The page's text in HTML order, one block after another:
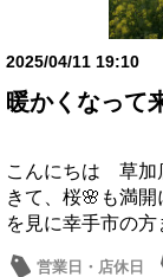
2025/04/11 19:10
暖かくなって
こんにちは 草加
きて、桜🌸も満
を見に幸手市の
営業日・店休日